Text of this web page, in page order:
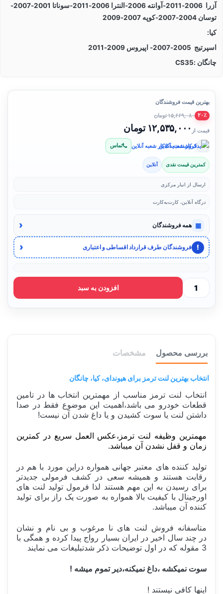
آزرا 2006-2011-آوانته 2006-النترا 2006-2011-سوناتا 2001-2007-
توسان 2004-2007-کوپه 2007-2009
کیا:
اسپرتیج 2005-2007- اپیروس 2009-2011
چانگان :CS35
بهترین قیمت فروشندگان
۲۰٪ ۱۵,۶۶۹,۰۸۰ تومان
قیمت از ۱۲,۵۳۵,۰۰۰ تومان
فروشنده: یدک‌کار شعبه آنلاین تماس
کمترین قیمت نقدی آنلاین
ارسال از انبار مرکزی
درگاه آنلاین، کارت‌به‌کارت
▦ همه فروشندگان ‹
! فروشندگان طرف قرارداد اقساطی و اعتباری ‹
افزودن به سبد
بررسی محصول مشخصات
انتخاب بهترین لنت ترمز برای هیوندای، کیا، چانگان
انتخاب لنت ترمز مناسب از مهمترین انتخاب ها در تامین
قطعات خودرو می باشد،اهمیت این موضوع فقط در صدا
داشتن لنت یا سوت کشیدن و یا داغ شدن آن نیست!
مهمترین وظیفه لنت ترمز،عکس العمل سریع در کمترین
زمان و قفل نشدن آن میباشد.
تولید کننده های معتبر جهانی همواره دراین مورد با هم در
رقابت هستند و همیشه سعی در کشف فرمولی جدیدتر
برای رسیدن به این مهم هستند لذا فرمول تولید لنت های
اورجینال با کیفیت بالا همواره به صورت یک راز برای تولید
کننده آن میباشد.
متاسفانه فروش لنت های نا مرغوب و بی نام و نشان
در چند سال اخیر در ایران بسیار رواج پیدا کرده و همگی با
3 مقوله که در اول توضیحات ذکر شدتبلیغات می نمایند
سوت نمیکشه ،داغ نمیکنه،دیر تموم میشه !
اینها کافی نیستند !